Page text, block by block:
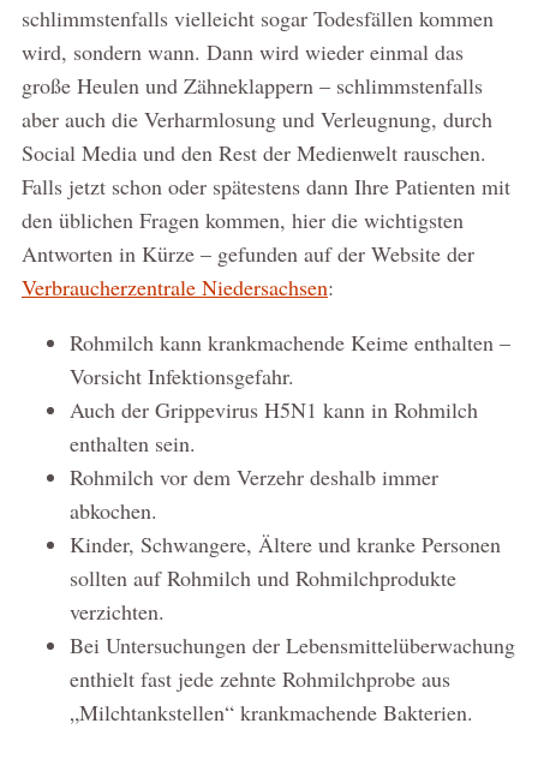
schlimmstenfalls vielleicht sogar Todesfällen kommen
wird, sondern wann. Dann wird wieder einmal das
große Heulen und Zähneklappern – schlimmstenfalls
aber auch die Verharmlosung und Verleugnung, durch
Social Media und den Rest der Medienwelt rauschen.
Falls jetzt schon oder spätestens dann Ihre Patienten mit
den üblichen Fragen kommen, hier die wichtigsten
Antworten in Kürze – gefunden auf der Website der
Verbraucherzentrale Niedersachsen:
Rohmilch kann krankmachende Keime enthalten –
Vorsicht Infektionsgefahr.
Auch der Grippevirus H5N1 kann in Rohmilch
enthalten sein.
Rohmilch vor dem Verzehr deshalb immer
abkochen.
Kinder, Schwangere, Ältere und kranke Personen
sollten auf Rohmilch und Rohmilchprodukte
verzichten.
Bei Untersuchungen der Lebensmittelüberwachung
enthielt fast jede zehnte Rohmilchprobe aus
„Milchtankstellen“ krankmachende Bakterien.